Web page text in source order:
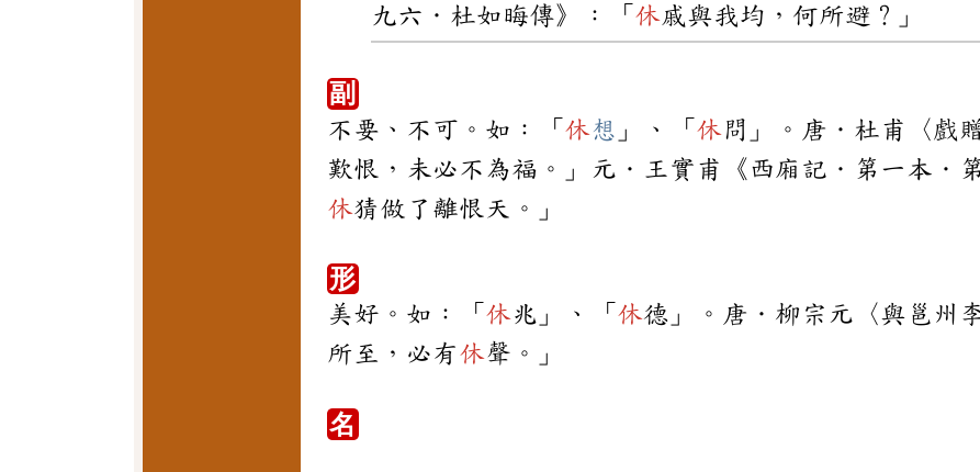
九六．杜如晦傳》：「 休戚與我均，何所避？」
副
不要、不可。如：「 休想 」、「 休問」。唐．杜甫〈戲
歎恨，未必不為福。」元．王實甫《西廂記．第一本．
休猜做了離恨天。」
形
美好。如：「 休兆」、「 休德」。唐．柳宗元〈與邕州
所至，必有休聲。」
名